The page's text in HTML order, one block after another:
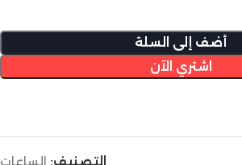
أضف إلى السلة
اشتري الآن
التصنيف: الساعات